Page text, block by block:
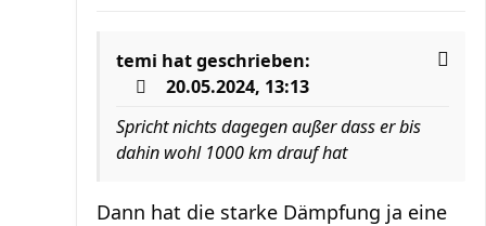
temi hat geschrieben:
20.05.2024, 13:13
Spricht nichts dagegen außer dass er bis
dahin wohl 1000 km drauf hat
Dann hat die starke Dämpfung ja eine